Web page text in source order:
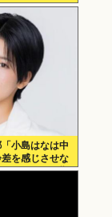
「小島はなは中
を感じさせな
いるが、同期